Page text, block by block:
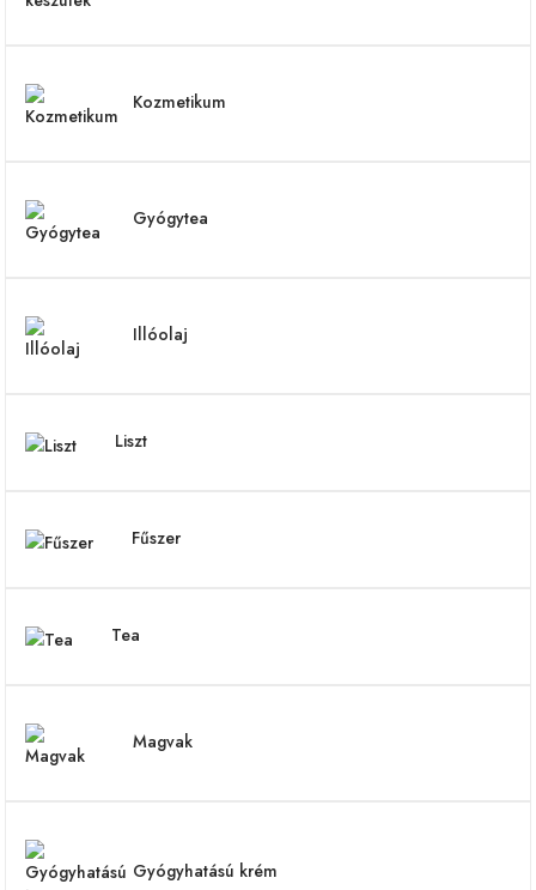
Kozmetikum
Gyógytea
Illóolaj
Liszt
Fűszer
Tea
Magvak
Gyógyhatású krém